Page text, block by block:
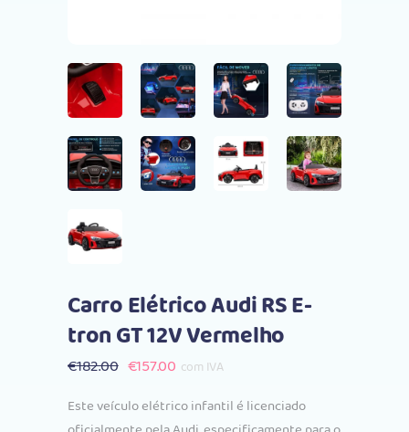
Carro Elétrico Audi RS E-
tron GT 12V Vermelho
€182.00 O
original
€157.00O
atual
com IVA
Este veículo elétrico infantil é licenciado